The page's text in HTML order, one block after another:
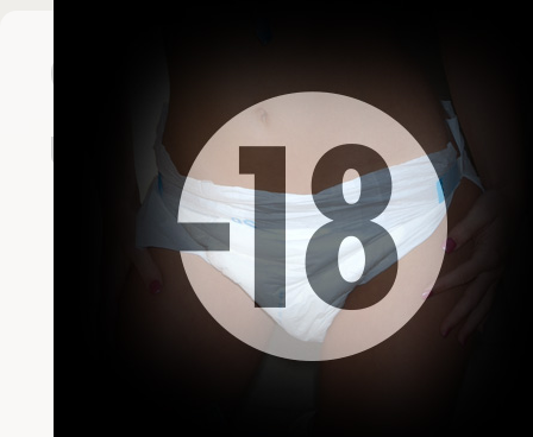
Connexion
Un compte est
Nom d'utilisateur
Mot de passe